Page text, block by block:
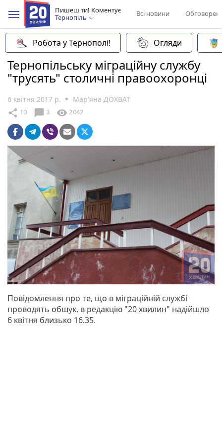
Пишеш ти! Коментує
Тернопіль
Всі новини
Робота у Тернополі! Огляди
Тернопільську міграційну службу
"трусять" столичні правоохоронці
6 квітня 2017 р. Мар'яна ДОХВАТ
share 10 chat_bubble 3 visibility 2042
Повідомлення про те, що в міграційній службі
проводять обшук, в редакцію "20 хвилин" надійшло
6 квітня близько 16.35.